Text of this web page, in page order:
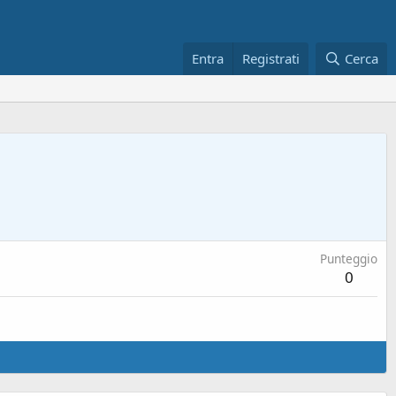
Entra Registrati Cerca
Punteggio
0